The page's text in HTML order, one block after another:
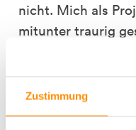
Zustimmung
nicht. Mich als
mitunter traurig
gefragt?